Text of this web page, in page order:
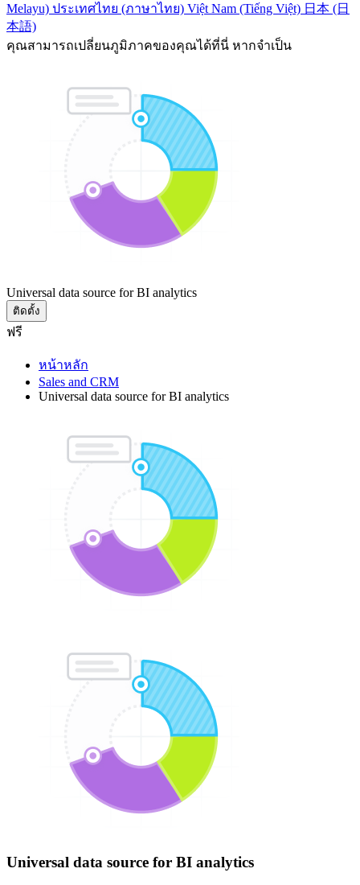
Melayu) ประเทศไทย (ภาษาไทย) Việt Nam (Tiếng Việt) 日本 (日
本語)
คุณสามารถเปลี่ยนภูมิภาคของคุณได้ที่นี่ หากจำเป็น
Universal data source for BI analytics
ติดตั้ง
ฟรี
หน้าหลัก
Sales and CRM
Universal data source for BI analytics
Universal data source for BI analytics